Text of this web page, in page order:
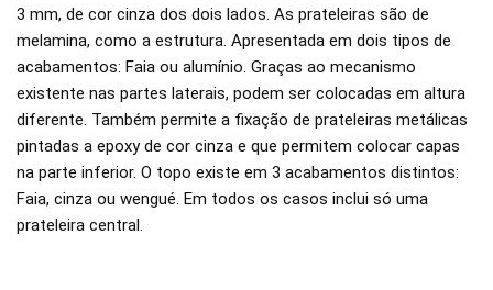
3 mm, de cor cinza dos dois lados. As prateleiras são de
melamina, como a estrutura. Apresentada em dois tipos de
acabamentos: Faia ou alumínio. Graças ao mecanismo
existente nas partes laterais, podem ser colocadas em altura
diferente. Também permite a fixação de prateleiras metálicas
pintadas a epoxy de cor cinza e que permitem colocar capas
na parte inferior. O topo existe em 3 acabamentos distintos:
Faia, cinza ou wengué. Em todos os casos inclui só uma
prateleira central.